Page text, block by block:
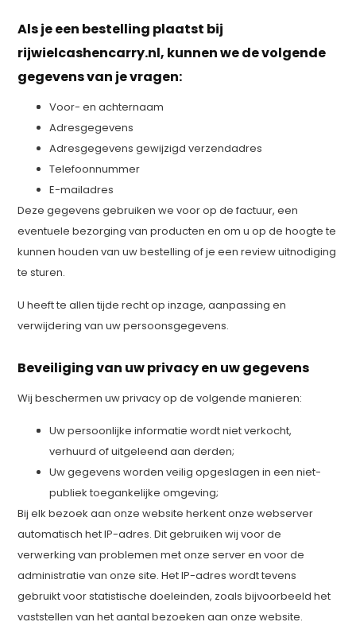
Als je een bestelling plaatst bij
rijwielcashencarry.nl, kunnen we de volgende
gegevens van je vragen:
Voor- en achternaam
Adresgegevens
Adresgegevens gewijzigd verzendadres
Telefoonnummer
E-mailadres
Deze gegevens gebruiken we voor op de factuur, een
eventuele bezorging van producten en om u op de hoogte te
kunnen houden van uw bestelling of je een review uitnodiging
te sturen.
U heeft te allen tijde recht op inzage, aanpassing en
verwijdering van uw persoonsgegevens.
Beveiliging van uw privacy en uw gegevens
Wij beschermen uw privacy op de volgende manieren:
Uw persoonlijke informatie wordt niet verkocht,
verhuurd of uitgeleend aan derden;
Uw gegevens worden veilig opgeslagen in een niet-
publiek toegankelijke omgeving;
Bij elk bezoek aan onze website herkent onze webserver
automatisch het IP-adres. Dit gebruiken wij voor de
verwerking van problemen met onze server en voor de
administratie van onze site. Het IP-adres wordt tevens
gebruikt voor statistische doeleinden, zoals bijvoorbeeld het
vaststellen van het aantal bezoeken aan onze website.